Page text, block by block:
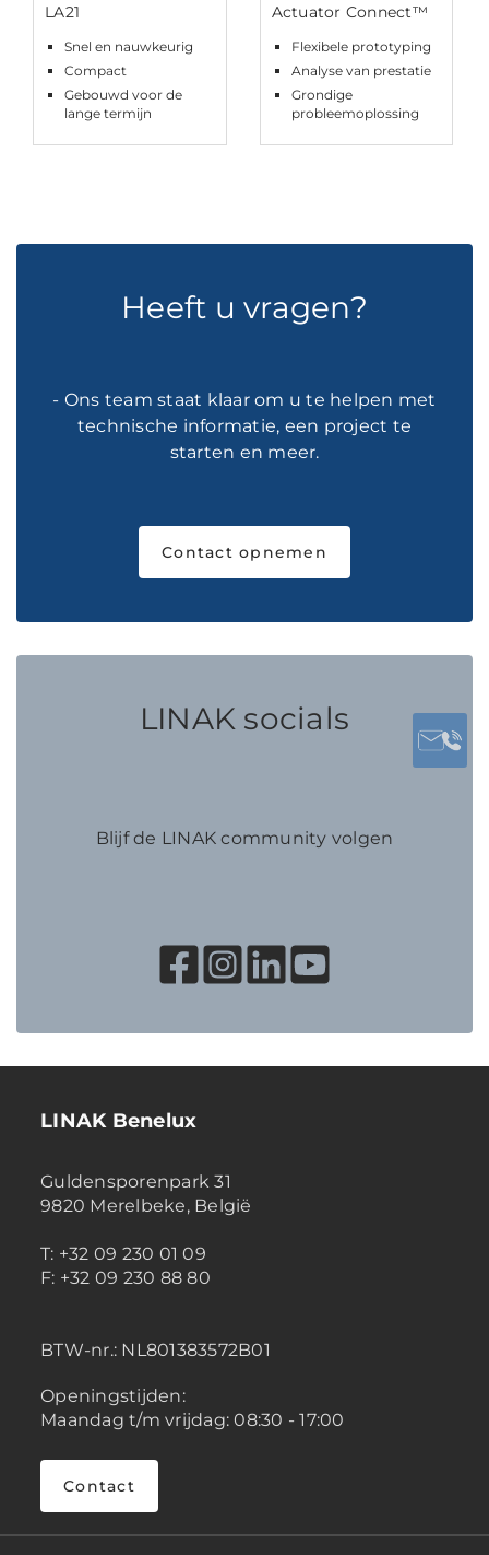
LA21
Snel en nauwkeurig
Compact
Gebouwd voor de
lange termijn
Actuator Connect™
Flexibele prototyping
Analyse van prestatie
Grondige
probleemoplossing
Heeft u vragen?
- Ons team staat klaar om u te helpen met
technische informatie, een project te
starten en meer.
Contact opnemen
LINAK socials
Blijf de LINAK community volgen
LINAK Benelux
Guldensporenpark 31
9820 Merelbeke, België
T: +32 09 230 01 09
F: +32 09 230 88 80
BTW-nr.: NL801383572B01
Openingstijden:
Maandag t/m vrijdag: 08:30 - 17:00
Contact